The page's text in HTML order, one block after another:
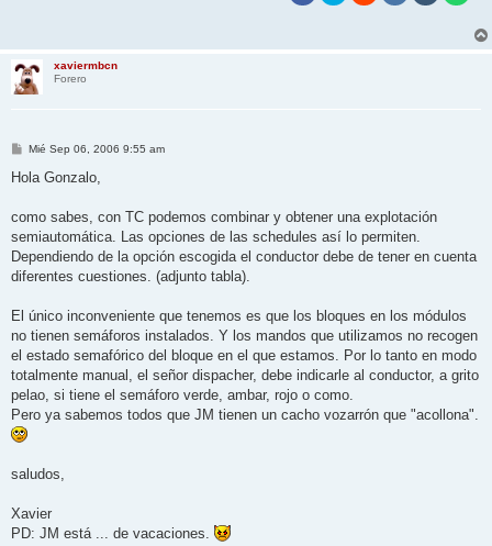
xaviermbcn
Forero
M
n
j
Mié Sep 06, 2006 9:55 am
Hola Gonzalo,
como sabes, con TC podemos combinar y obtener una explotación
semiautomática. Las opciones de las schedules así lo permiten.
Dependiendo de la opción escogida el conductor debe de tener en cuenta
diferentes cuestiones. (adjunto tabla).
El único inconveniente que tenemos es que los bloques en los módulos
no tienen semáforos instalados. Y los mandos que utilizamos no recogen
el estado semafórico del bloque en el que estamos. Por lo tanto en modo
totalmente manual, el señor dispacher, debe indicarle al conductor, a grito
pelao, si tiene el semáforo verde, ambar, rojo o como.
Pero ya sabemos todos que JM tienen un cacho vozarrón que "acollona".
saludos,
Xavier
PD: JM está ... de vacaciones.